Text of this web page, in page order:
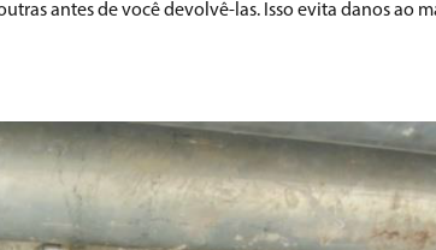
antes de você devolvê-las. Isso evita danos ao